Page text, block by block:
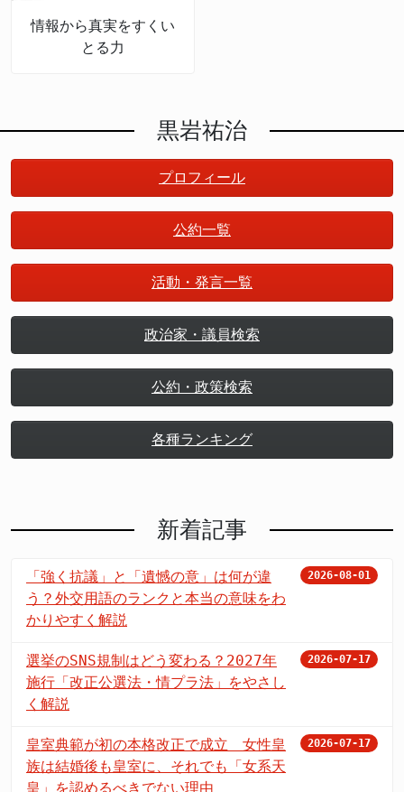
情報から真実をすくい
とる力
黒岩祐治
プロフィール
公約一覧
活動・発言一覧
政治家・議員検索
公約・政策検索
各種ランキング
新着記事
「強く抗議」と「遺憾の意」は何が違
う？外交用語のランクと本当の意味をわ
かりやすく解説
2026-08-01
選挙のSNS規制はどう変わる？2027年
施行「改正公選法・情プラ法」をやさし
く解説
2026-07-17
皇室典範が初の本格改正で成立 女性皇
族は結婚後も皇室に、それでも「女系天
皇」を認めるべきでない理由
2026-07-17